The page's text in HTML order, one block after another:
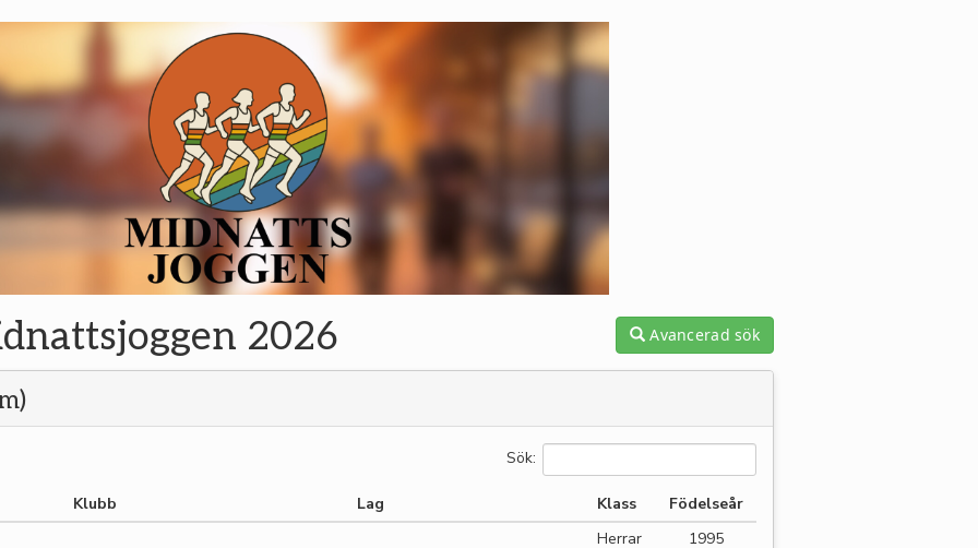
2026 Avancerad sök
Sök:
Klubb Lag Klass
Födelseår
Herrar
1995